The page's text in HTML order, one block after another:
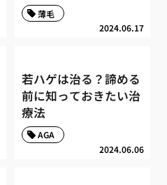
2024.06.17
薄毛
若ハゲは治る？諦める
前に知っておきたい治
療法
2024.06.06
AGA